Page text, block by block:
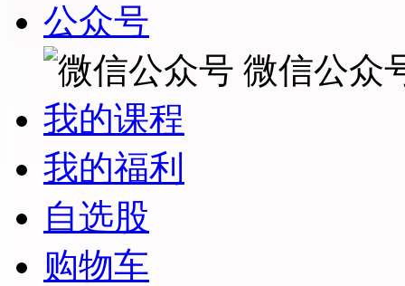
公众号
微信公众
我的课程
我的福利
自选股
购物车